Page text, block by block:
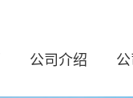
公司介绍